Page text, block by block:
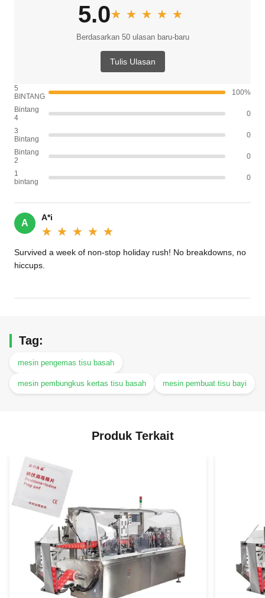
5.0★★★★★
★★★★★
Berdasarkan 50 ulasan baru-baru
Tulis Ulasan
5
BINTANG
100%
Bintang
4
0
3
Bintang
0
Bintang
2
0
1
bintang
0
A
A*i
★★★★★
★★★★★
Survived a week of non-stop holiday rush! No breakdowns, no
hiccups.
Tag:
mesin pengemas tisu basah
mesin pembungkus kertas tisu basah mesin pembuat tisu bayi
Produk Terkait